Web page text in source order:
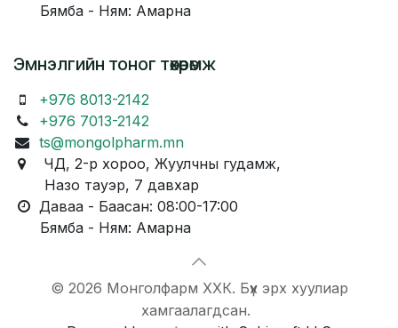
Бямба - Ням: Амарна
Эмнэлгийн тоног төхөөрөмж
+976 8013-2142
+976 7013-2142
ts@mongolpharm.mn
ЧД, 2-р хороо, Жуулчны гудамж,
Назо тауэр, 7 давхар
Даваа - Баасан: 08:00-17:00
Бямба - Ням: Амарна
© 2026 Монголфарм ХХК. Бүх эрх хуулиар
хамгаалагдсан.